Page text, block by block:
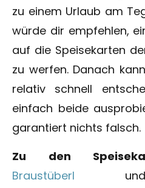
zu einem Urlaub am
würde dir empfehlen,
auf die Speisekarten
zu werfen. Danach
relativ schnell
einfach beide
garantiert nichts falsch.
Zu den
Braustüberl